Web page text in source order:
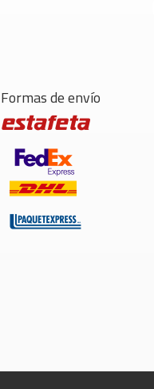
Formas de envío